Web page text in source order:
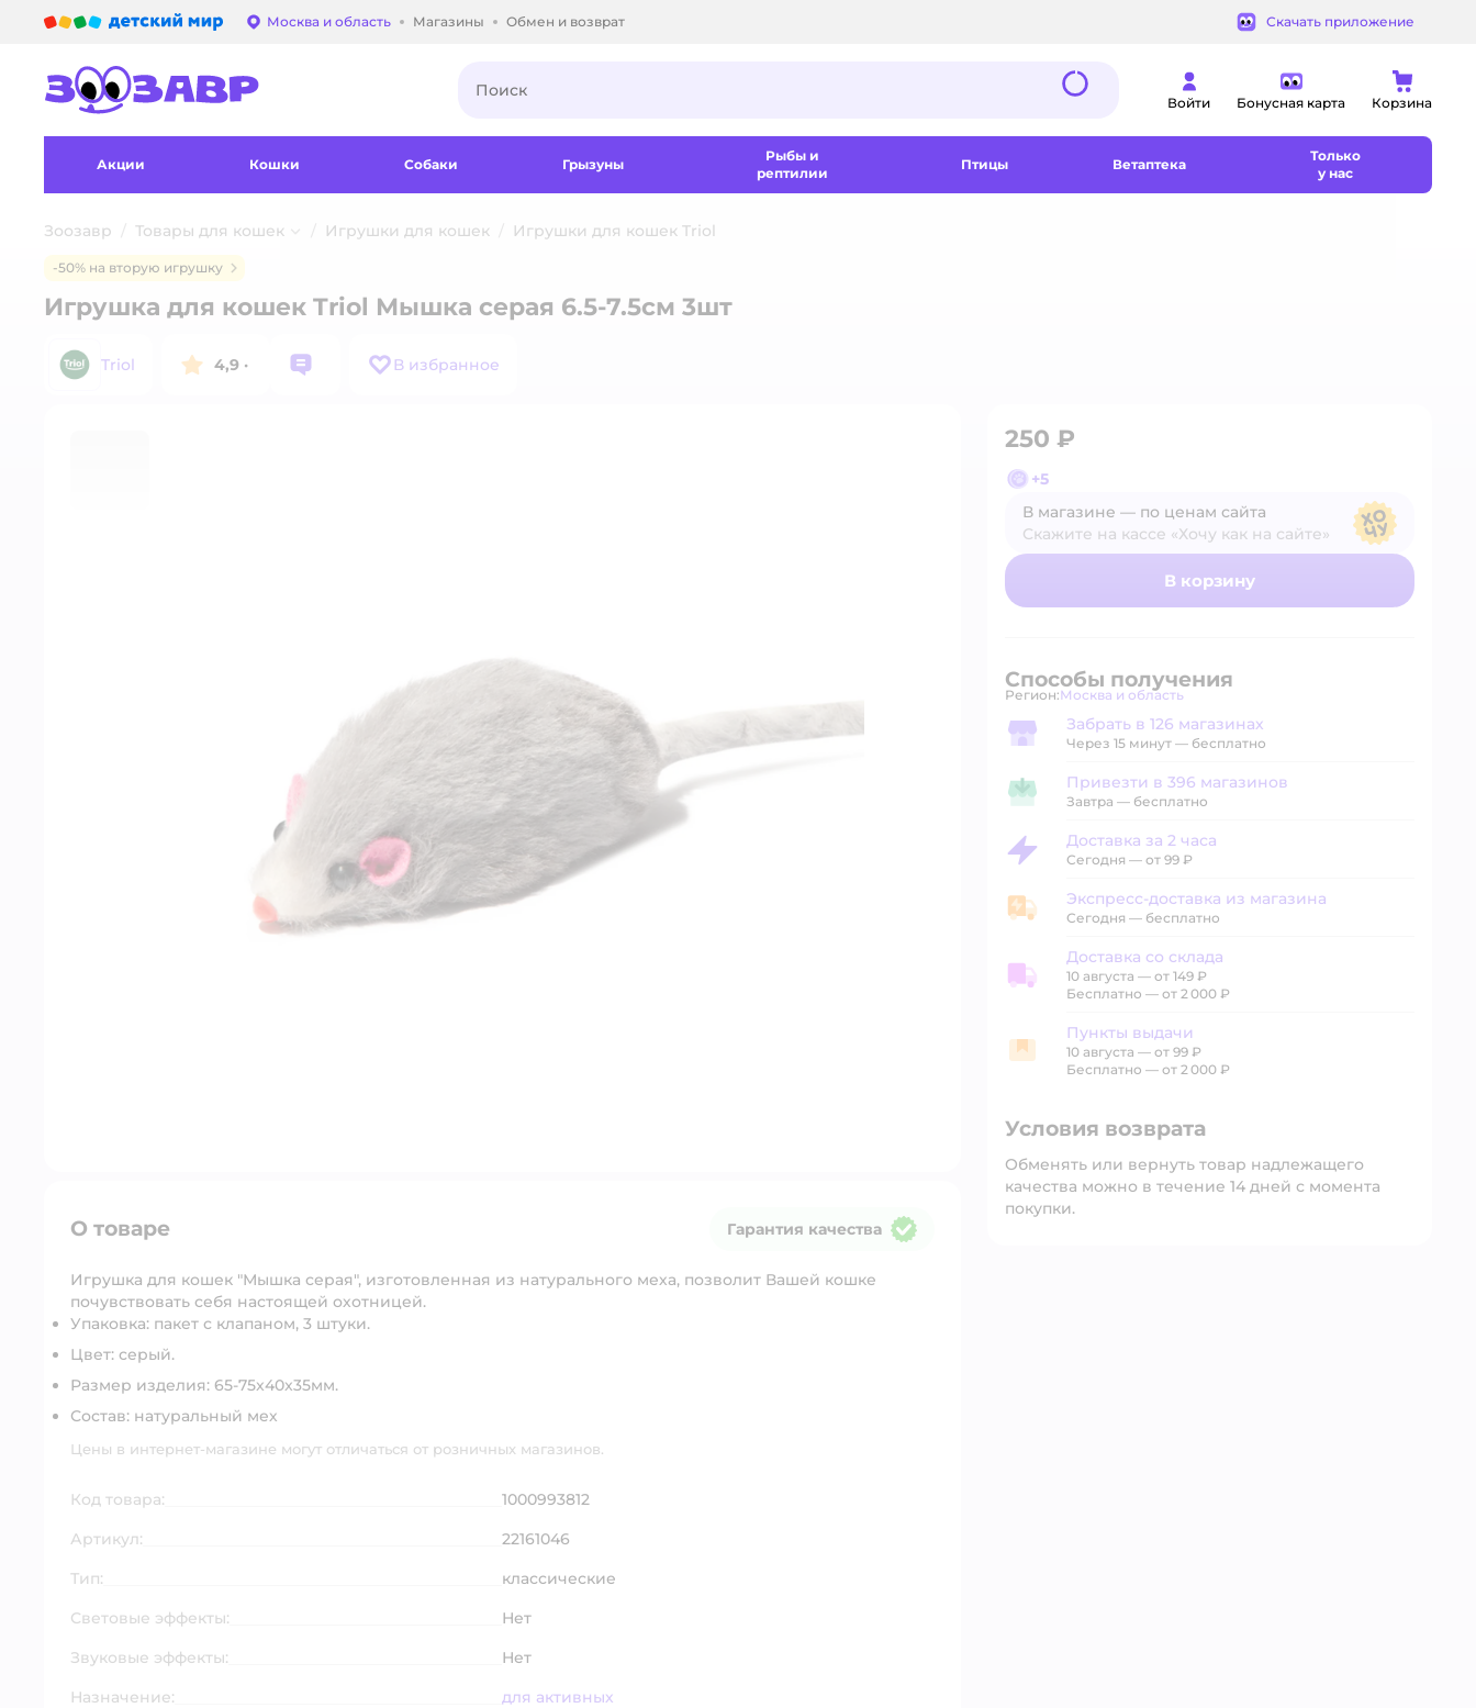
Выбор адреса доставки.
Москва и область Магазины Обмен и возврат Скачать приложение
Войти Бонусная карта Корзина
Акции Кошки Собаки Грызуны
Рыбы и
рептилии
Птицы Ветаптека
Только
у нас
Зоозавр Товары для кошек Игрушки для кошек Игрушки для кошек Triol
-50% на вторую игрушку
Игрушка для кошек Triol Мышка серая 6.5-7.5см 3шт
Triol 4,9 · В избранное
250 ₽
+5
В магазине — по ценам сайта
Скажите на кассе «Хочу как на сайте»
В магазине — по ценам сайта
В корзину
Способы получения
Регион: Выбор адреса доставки.
Москва и область
Забрать в магазине
Забрать в 126 магазинах
Через 15 минут — бесплатно
Привезти в магазин
Привезти в 396 магазинов
Завтра — бесплатно
Доставка за 2 часа
Доставка за 2 часа
Сегодня — от 99 ₽
Экспресс-доставка из магазина
Экспресс-доставка из магазина
Сегодня — бесплатно
Доставка со склада
Доставка со склада
10 августа — от 149 ₽
Бесплатно — от 2 000 ₽
Пункты выдачи
Пункты выдачи
10 августа — от 99 ₽
Бесплатно — от 2 000 ₽
Условия возврата
Обменять или вернуть товар надлежащего
качества можно в течение 14 дней с момента
покупки.
О товаре Гарантия качества
Игрушка для кошек "Мышка серая", изготовленная из натурального меха, позволит Вашей кошке
почувствовать себя настоящей охотницей.
Упаковка: пакет с клапаном, 3 штуки.
Цвет: серый.
Размер изделия: 65-75x40x35мм.
Состав: натуральный мех
Цены в интернет-магазине могут отличаться от розничных магазинов.
Код товара:
1000993812
Артикул:
22161046
Тип:
классические
Световые эффекты:
Нет
Звуковые эффекты:
Нет
Назначение:
для активных